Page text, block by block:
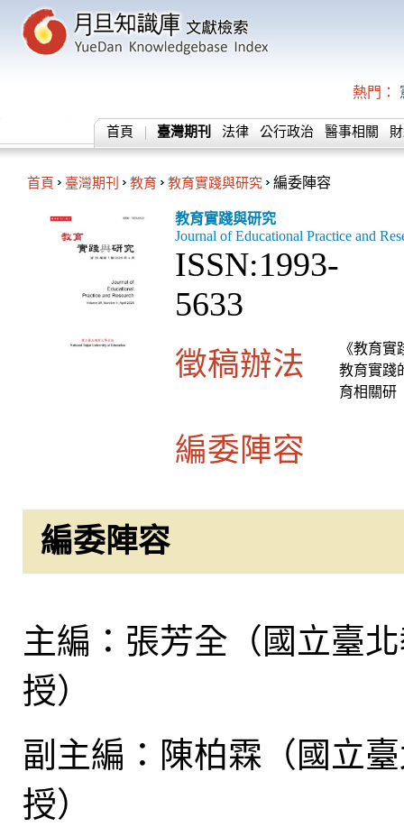
熱門：
首頁 臺灣期刊 法律 公行政治 醫事相關
首頁 臺灣期刊 教育 教育實踐與研究 編委陣容
教育實踐與研究
Journal of Educational Practice and
ISSN:1993-
5633
徵稿辦法
編委陣容
《教育
教育實踐
育相關研
編委陣容
主編：張芳全（國立臺
授）
副主編：陳柏霖（國立
授）